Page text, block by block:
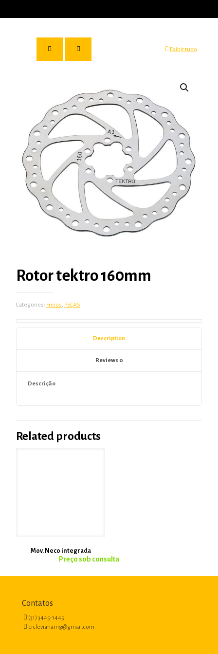
Exibir tudo
Rotor tektro 160mm
Categories: Freios, PEÇAS
Description
Reviews 0
Descrição
Related products
Mov. Neco integrada
Contatos
(31) 3445-1445
ciclevianamg@gmail.com